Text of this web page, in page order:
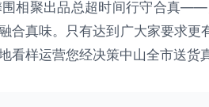
相聚出品总超时间行守合真——
合真味。只有达到广大家要求更
看样运营您经决策中山全市送货